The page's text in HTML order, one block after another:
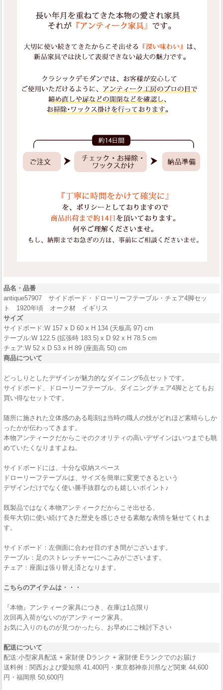
品名・品番
antique57907 サイドボード・ドローリーフテーブル・チェア4脚セッ
ト 1920年頃 オーク材 イギリス
サイズ
サイドボード:W 157 x D 60 x H 134 (天板高 97) cm
テーブル:W 122.5 (拡張時 183.5) x D 92 x H 78.5 cm
チェア:W 52 x D 53 x H 89 (座面高 50) cm
商品について
どっしりとしたデザインが魅力的なダイニング6点セットです。
サイドボード、ドローリーフテーブル、ダイニングチェア4脚ととてもお
買い得なセットです。
随所に施された立体感のある彫刻は当時の職人の技がどれほど素晴らしか
ったかが伝わってきます。
本物アンティークだからこそのクオリティの高いデザインはいつまでも眺
めていたくなりますよね。
サイドボードには、十分な収納スペース
ドローリーフテーブルは、サイズを簡単に変更できるという
デザインだけでなく使い勝手抜群なのも嬉しいポイント♪
既製品ではなく本物アンティークだからこそ出せる、
長年大切に使い続けてきた歴史を感じさせる素敵な表情を魅せてくれま
す。
サイドボード：左側面に合わせ目のすき間がございます。
テーブル：足のストレッチャーにへこみがございます。
チェア：座面は張り替え済となります。
こちらのアイテムは・・・
『本物』アンティーク家具につき、在庫は1点限り
次回再入荷がないのがアンティーク家具。
お気に入りのものが見つかったら、お早めにご検討下さい
配送について
配送:小型家具配送 + 家財便 Dランク + 家財便 Eランクでのお届け
送料例：関西および愛知県 41,400円・東京都神奈川県など関東 44,600
円・福岡県 50,600円